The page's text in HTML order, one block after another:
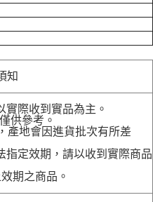
知
實際收到實品為主。
供參考。
產地會因進貨批次有所差
指定效期，請以收到實際商品
期之商品。